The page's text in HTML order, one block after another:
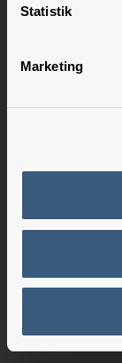
Statistik
Marketing